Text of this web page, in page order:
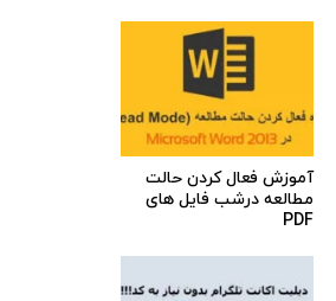
آموزش فعال کردن حالت
مطالعه درشب فایل های
PDF